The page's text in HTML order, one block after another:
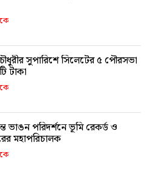
সুপারিশে সিলেটের ৫ পৌরসভা
টাকা
ভাঙন পরিদর্শনে ভূমি রেকর্ড ও
মহাপরিচালক